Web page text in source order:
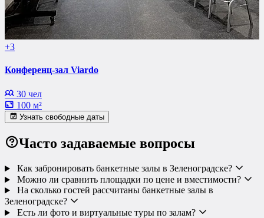
+3
Конференц-зал Viardo
30 чел
100 м²
Узнать свободные даты
Часто задаваемые вопросы
Как забронировать банкетные залы в Зеленоградске?
Можно ли сравнить площадки по цене и вместимости?
На сколько гостей рассчитаны банкетные залы в
Зеленоградске?
Есть ли фото и виртуальные туры по залам?